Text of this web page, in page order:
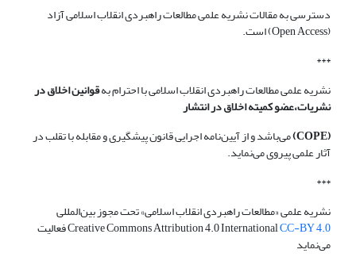
دسترسی به مقالات نشریه علمی مطالعات راهبردی انقلاب اسلامی آزاد
(Open Access) است.
***
نشریه علمی مطالعات راهبردی انقلاب اسلامی با احترام بهقوانین اخلاق در
نشریات،عضو کمیته اخلاق در انتشار
(COPE)
می‌باشد و از آیین‌نامه اجرایی قانون پیشگیری و مقابله با تقلب در
آثار علمی پیروی می‌نماید.
***
نشریه علمی «مطالعات راهبردی انقلاب اسلامی» تحت مجوز بین‌المللی
Creative Commons Attribution 4.0 InternationalCC-BY 4.0 فعالیت
می‌نماید